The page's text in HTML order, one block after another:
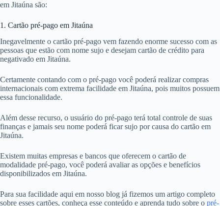
em Jitaúna são:
1. Cartão pré-pago em Jitaúna
Inegavelmente o cartão pré-pago vem fazendo enorme sucesso com as
pessoas que estão com nome sujo e desejam cartão de crédito para
negativado em Jitaúna.
Certamente contando com o pré-pago você poderá realizar compras
internacionais com extrema facilidade em Jitaúna, pois muitos possuem
essa funcionalidade.
Além desse recurso, o usuário do pré-pago terá total controle de suas
finanças e jamais seu nome poderá ficar sujo por causa do cartão em
Jitaúna.
Existem muitas empresas e bancos que oferecem o cartão de
modalidade pré-pago, você poderá avaliar as opções e benefícios
disponibilizados em Jitaúna.
Para sua facilidade aqui em nosso blog já fizemos um artigo completo
sobre esses cartões, conheça esse conteúdo e aprenda tudo sobre o pré-